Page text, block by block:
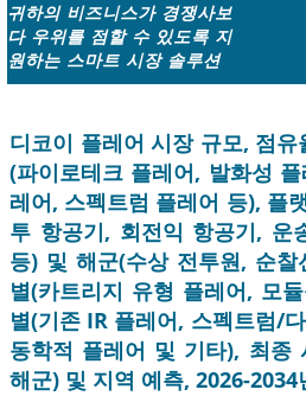
귀하의 비즈니스가 경쟁사보
다 우위를 점할 수 있도록 지
원하는 스마트 시장 솔루션
디코이 플레어 시장 규모, 점
(파이로테크 플레어, 발화성
레어, 스펙트럼 플레어 등), 플
투 항공기, 회전익 항공기, 운
등) 및 해군(수상 전투원, 순
별(카트리지 유형 플레어, 모
별(기존 IR 플레어, 스펙트럼/
동학적 플레어 및 기타), 최종
해군) 및 지역 예측, 2026-2034